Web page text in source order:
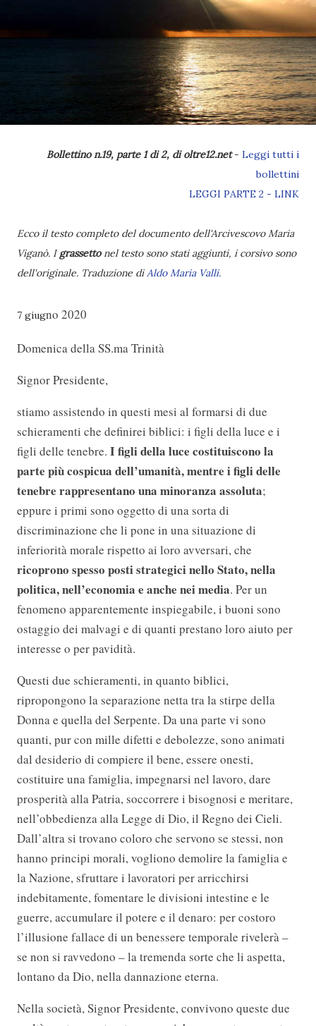
Bollettino n.19, parte 1 di 2, di oltre12.net- Leggi tutti i
bollettini
LEGGI PARTE 2 - LINK
Ecco il testo completo del documento dell'Arcivescovo Maria
Viganò. Igrassettonel testo sono stati aggiunti, i corsivo sono
dell'originale. Traduzione diAldo Maria Valli.
7 giugno 2020
Domenica della SS.ma Trinità
Signor Presidente,
stiamo assistendo in questi mesi al formarsi di due
schieramenti che definirei biblici: i figli della luce e i
figli delle tenebre. I figli della luce costituiscono la
parte più cospicua dell’umanità, mentre i figli delle
tenebre rappresentano una minoranza assoluta;
eppure i primi sono oggetto di una sorta di
discriminazione che li pone in una situazione di
inferiorità morale rispetto ai loro avversari, che
ricoprono spesso posti strategici nello Stato, nella
politica, nell’economia e anche nei media. Per un
fenomeno apparentemente inspiegabile, i buoni sono
ostaggio dei malvagi e di quanti prestano loro aiuto per
interesse o per pavidità.
Questi due schieramenti, in quanto biblici,
ripropongono la separazione netta tra la stirpe della
Donna e quella del Serpente. Da una parte vi sono
quanti, pur con mille difetti e debolezze, sono animati
dal desiderio di compiere il bene, essere onesti,
costituire una famiglia, impegnarsi nel lavoro, dare
prosperità alla Patria, soccorrere i bisognosi e meritare,
nell’obbedienza alla Legge di Dio, il Regno dei Cieli.
Dall’altra si trovano coloro che servono se stessi, non
hanno principi morali, vogliono demolire la famiglia e
la Nazione, sfruttare i lavoratori per arricchirsi
indebitamente, fomentare le divisioni intestine e le
guerre, accumulare il potere e il denaro: per costoro
l’illusione fallace di un benessere temporale rivelerà –
se non si ravvedono – la tremenda sorte che li aspetta,
lontano da Dio, nella dannazione eterna.
Nella società, Signor Presidente, convivono queste due